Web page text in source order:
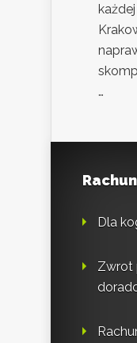
…
Dla
Zwrot